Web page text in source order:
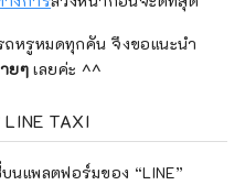
ถหรูหมดทุกคัน จึงขอแนะนำ
ายๆเลยค่ะ ^^
TAXI
แพลตฟอร์มของ “LINE”